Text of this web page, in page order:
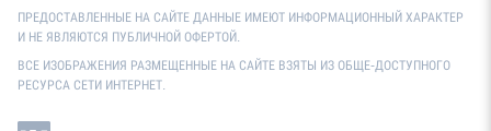
ПРЕДОСТАВЛЕННЫЕ НА САЙТЕ ДАННЫЕ ИМЕЮТ ИНФОРМАЦИОННЫЙ ХАРАКТЕР
И НЕ ЯВЛЯЮТСЯ ПУБЛИЧНОЙ ОФЕРТОЙ.
ВСЕ ИЗОБРАЖЕНИЯ РАЗМЕЩЕННЫЕ НА САЙТЕ ВЗЯТЫ ИЗ ОБЩЕ-ДОСТУПНОГО
РЕСУРСА СЕТИ ИНТЕРНЕТ.